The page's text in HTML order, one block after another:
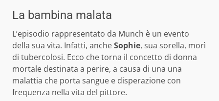
La bambina malata
L’episodio rappresentato da Munch è un evento
della sua vita. Infatti, ancheSophie, sua sorella, morì
di tubercolosi. Ecco che torna il concetto di donna
mortale destinata a perire, a causa di una una
malattia che porta sangue e disperazione con
frequenza nella vita del pittore.